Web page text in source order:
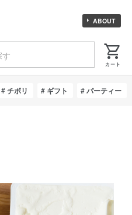
ABOUT
チボリ ギフト パーティー